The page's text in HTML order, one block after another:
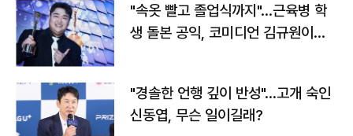
"속옷 빨고 졸업식까지"…근육병 학
생 돌본 공익, 코미디언 김규원이었
"경솔한 언행 깊이 반성"…고개 숙인
신동엽, 무슨 일이길래?